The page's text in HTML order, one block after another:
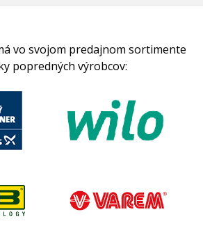
vo svojom predajnom sortimente
popredných výrobcov: